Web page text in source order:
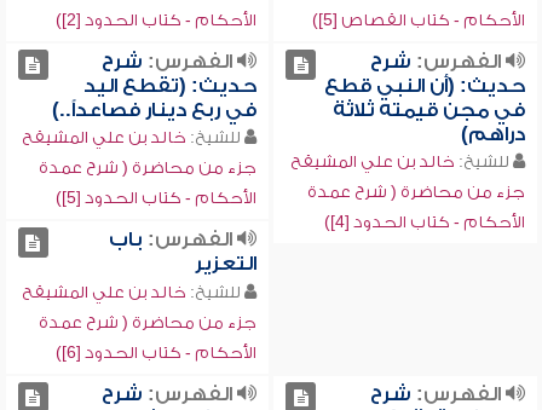
الأحكام - كتاب القصاص [5])
الأحكام - كتاب الحدود [2])
الفهرس: شرح
حديث: (أن النبي قطع
في مجن قيمته ثلاثة
دراهم)
للشيخ: خالد بن علي المشيقح
جزء من محاضرة ( شرح عمدة
الأحكام - كتاب الحدود [4])
الفهرس: شرح
حديث: (تقطع اليد
في ربع دينار فصاعداً..)
للشيخ: خالد بن علي المشيقح
جزء من محاضرة ( شرح عمدة
الأحكام - كتاب الحدود [5])
الفهرس: باب
التعزير
للشيخ: خالد بن علي المشيقح
جزء من محاضرة ( شرح عمدة
الأحكام - كتاب الحدود [6])
الفهرس: شرح
الفهرس: شرح